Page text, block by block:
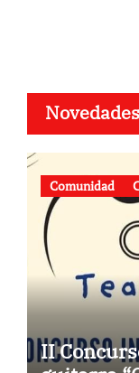
Novedades
Comunidad
II